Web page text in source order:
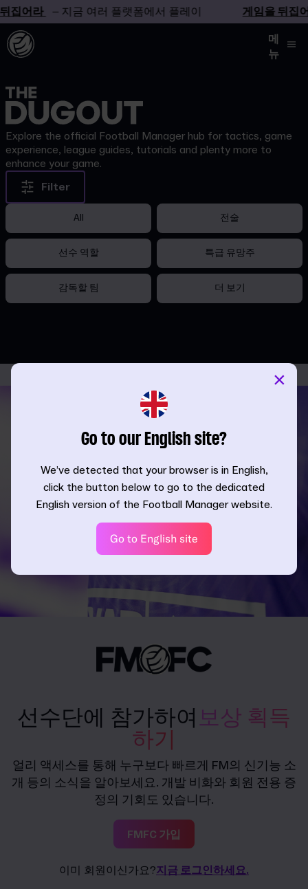
집어라 – 지금 여러 플랫폼에서 플레이
게임을 뒤집
메
뉴
Explore the official Football Manager hub for tactics, game
experience, league guides, tutorials and plenty more to
enhance your game.
Filter
All 전술
선수 역할 특급 유망주
감독할 팀 더 보기
선수단에 참가하여 보상 획득
하기
얼리 액세스를 통해 누구보다 빠르게 FM의 신기능 소
개 등의 소식을 알아보세요. 개발 비화와 회원 전용 증
정의 기회도 있습니다.
FMFC 가입
이미 회원이신가요?지금 로그인하세요.
Go to our English site?
We’ve detected that your browser is in English,
click the button below to go to the dedicated
English version of the Football Manager website.
Go to English site
×